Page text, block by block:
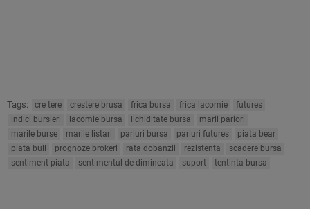
Tags: cre tere crestere brusa frica bursa frica lacomie
futures
indici bursieri
lacomie bursa lichiditate bursa
marii pariori
marile burse
marile listari pariuri bursa pariuri futures
piata bear
piata bull
prognoze brokeri rata dobanzii rezistenta
scadere bursa
sentiment piata
sentimentul de dimineata suport tentinta bursa